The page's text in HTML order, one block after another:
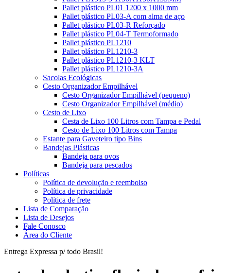
Pallet plástico PL01 1200 x 1000 mm
Pallet plástico PL03-A com alma de aço
Pallet plástico PL03-R Reforçado
Pallet plástico PL04-T Termoformado
Pallet plástico PL1210
Pallet plástico PL1210-3
Pallet plástico PL1210-3 KLT
Pallet plástico PL1210-3A
Sacolas Ecológicas
Cesto Organizador Empilhável
Cesto Organizador Empilhável (pequeno)
Cesto Organizador Empilhável (médio)
Cesto de Lixo
Cesta de Lixo 100 Litros com Tampa e Pedal
Cesto de Lixo 100 Litros com Tampa
Estante para Gaveteiro tipo Bins
Bandejas Plásticas
Bandeja para ovos
Bandeja para pescados
Políticas
Política de devolução e reembolso
Política de privacidade
Política de frete
Lista de Comparação
Lista de Desejos
Fale Conosco
Área do Cliente
Entrega Expressa p/ todo Brasil!